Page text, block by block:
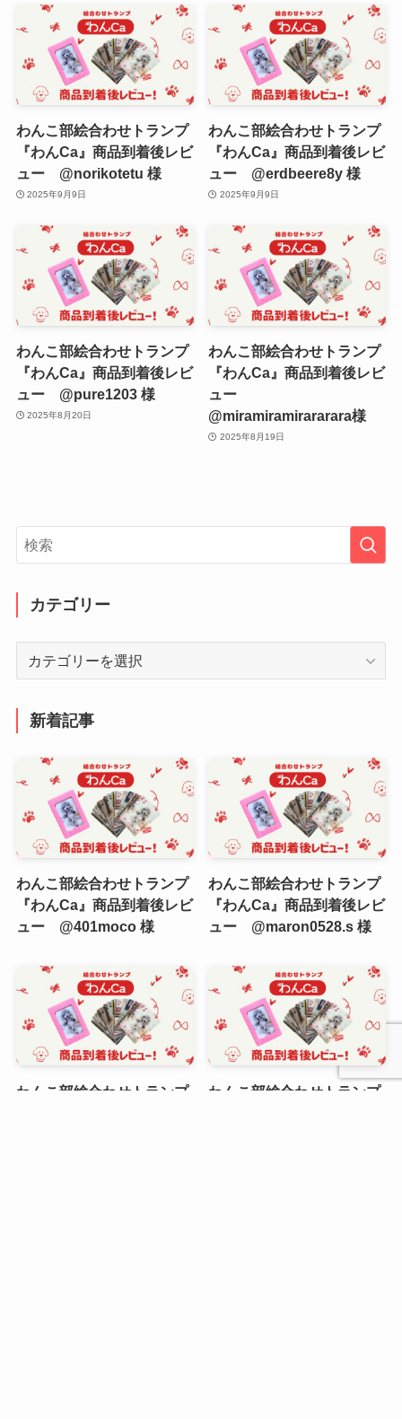
わんこ部絵合わせトランプ
『わんCa』商品到着後レビ
ュー @norikotetu 様
2025年9月9日
わんこ部絵合わせトランプ
『わんCa』商品到着後レビ
ュー @erdbeere8y 様
2025年9月9日
わんこ部絵合わせトランプ
『わんCa』商品到着後レビ
ュー @pure1203 様
2025年8月20日
わんこ部絵合わせトランプ
『わんCa』商品到着後レビ
ュー
@miramiramirararara様
2025年8月19日
カテゴリー
新着記事
わんこ部絵合わせトランプ
『わんCa』商品到着後レビ
ュー @401moco 様
わんこ部絵合わせトランプ
『わんCa』商品到着後レビ
ュー @maron0528.s 様
わんこ部絵合わせトランプ
わんこ部絵合わせトランプ